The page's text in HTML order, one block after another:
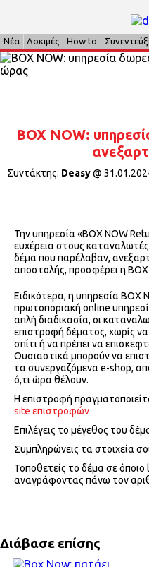
Νέα Δοκιμές How to
ΒΟΧ NOW:
Συντάκτης: Deasy@
Την υπηρεσία «ΒΟΧ NOW
ευχέρεια στους
δέμα που παρέλαβαν,
αποστολής, προσφέρει η BOX
Ειδικότερα, η υπηρεσία ΒΟΧ
πρωτοποριακή online
απλή διαδικασία, οι
επιστροφή δέματος, χωρίς
σπίτι ή να πρέπει να
Ουσιαστικά μπορούν να
τα συνεργαζόμενα e-shop,
ό,τι ώρα θέλουν.
Η επιστροφή
site επιστροφών
Επιλέγεις το μέγεθος του
Συμπληρώνεις τα στοιχεία
Τοποθετείς το δέμα σε όποιο
αναγράφοντας πάνω τον
Διάβασε επίσης